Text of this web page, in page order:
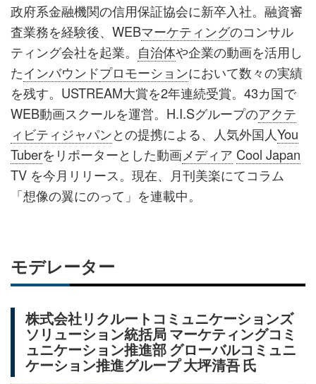
政府系金融機関の信用保証協会に新卒入社。融資審
査業務を経験後、WEBマーケティングのコンサル
ティング会社を起業。 自治体や企業の動画を活用し
たインバウンドプロモーションにおいて数々の実績
を残す。USTREAM大賞を2年連続受賞。43カ国で
WEB動画スクールを運営。H.I.Sグループのアクテ
ィビティジャパンとの提携による、人気外国人You
Tuberをリポーターとした動画メディア Cool Japan
TV を今月リリース。現在、月刊美楽にてコラム
「想像の翼にのって」を連載中。
モデレーター
株式会社リクルートコミュニケーションズ
ソリューション統括局 マーケティングコミ
ュニケーション推進部 グローバルコミュニ
ケーション推進グループ 大坪清吾 氏